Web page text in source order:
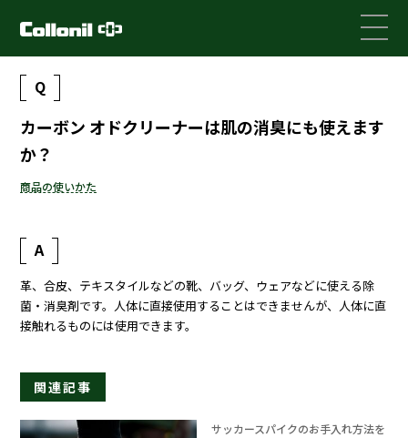
Q
カーボン オドクリーナーは肌の消臭にも使えます
か？
商品の使いかた
A
革、合皮、テキスタイルなどの靴、バッグ、ウェアなどに使える除
菌・消臭剤です。人体に直接使用することはできませんが、人体に直
接触れるものには使用できます。
関連記事
サッカースパイクのお手入れ方法を